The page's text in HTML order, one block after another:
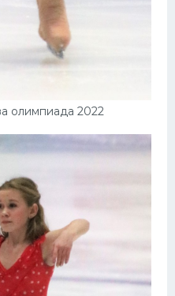
олимпиада 2022